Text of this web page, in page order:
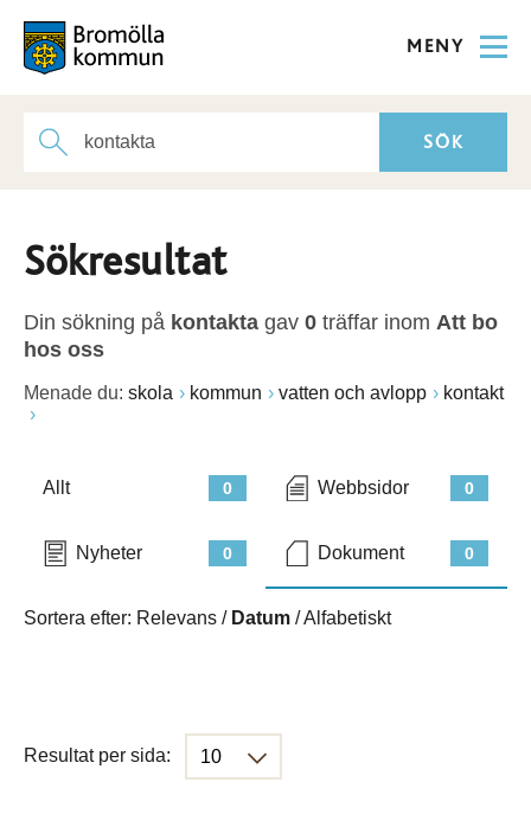
MENY
Sökresultat
Din sökning på kontakta gav 0 träffar inom Att bo
hos oss
Menade du: skola kommun vatten och avlopp kontakt
0
Allt 0
Webbsidor
0
Nyheter 0
Dokument
Sortera efter: Relevans / Datum /Alfabetiskt
Resultat per sida: